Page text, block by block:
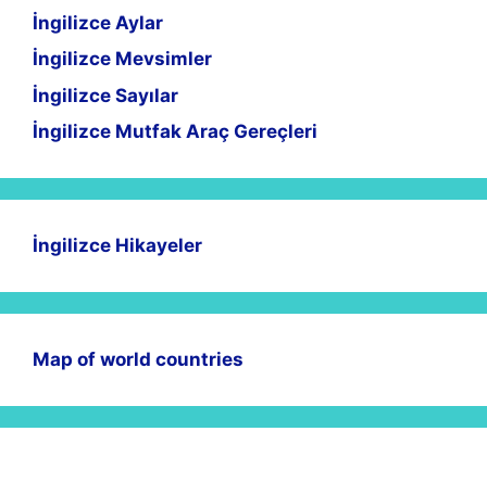
İngilizce Aylar
İngilizce Mevsimler
İngilizce Sayılar
İngilizce Mutfak Araç Gereçleri
İngilizce Hikayeler
Map of world countries